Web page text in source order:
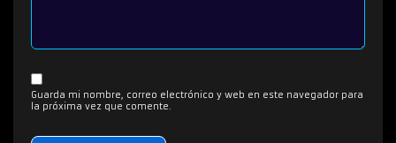
Guarda mi nombre, correo electrónico y web en este navegador para
la próxima vez que comente.